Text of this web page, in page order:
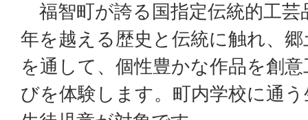
福智町が誇る国指定伝統的工芸
年を越える歴史と伝統に触れ、
を通して、個性豊かな作品を創
びを体験します。町内学校に通